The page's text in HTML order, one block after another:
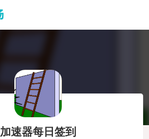
加速器每日签到